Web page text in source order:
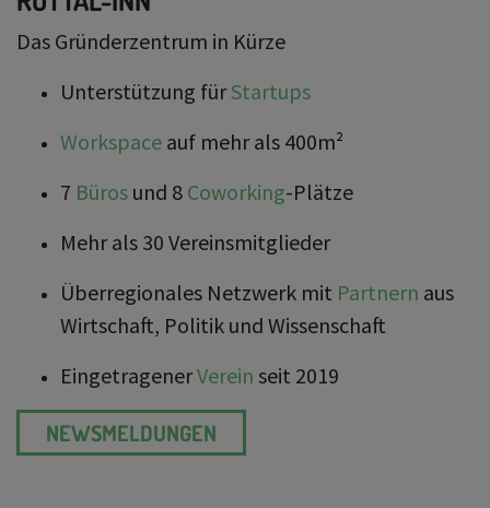
Das Gründerzentrum in Kürze
Unterstützung fürStartups
Workspace auf mehr als 400m²
7 Büros und 8 Coworking-Plätze
Mehr als 30 Vereinsmitglieder
Überregionales Netzwerk mit Partnern aus
Wirtschaft, Politik und Wissenschaft
EingetragenerVerein seit 2019
NEWSMELDUNGEN